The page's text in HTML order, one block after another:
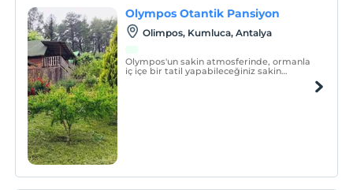
Olympos Otantik Pansiyon
Olimpos, Kumluca, Antalya
Olympos'un sakin atmosferinde, ormanla
iç içe bir tatil yapabileceğiniz sakin